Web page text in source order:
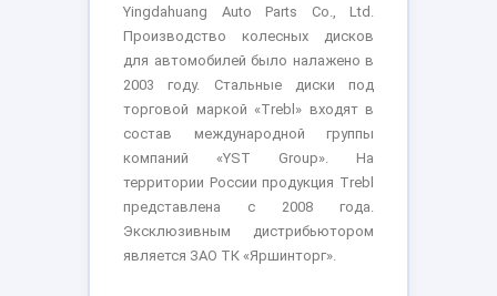
Yingdahuang Auto Parts Co., Ltd.
Производство колесных дисков
для автомобилей было налажено в
2003 году. Стальные диски под
торговой маркой «Trebl» входят в
состав международной группы
компаний «YST Group». На
территории России продукция Trebl
представлена с 2008 года.
Эксклюзивным дистрибьютором
является ЗАО ТК «Яршинторг».